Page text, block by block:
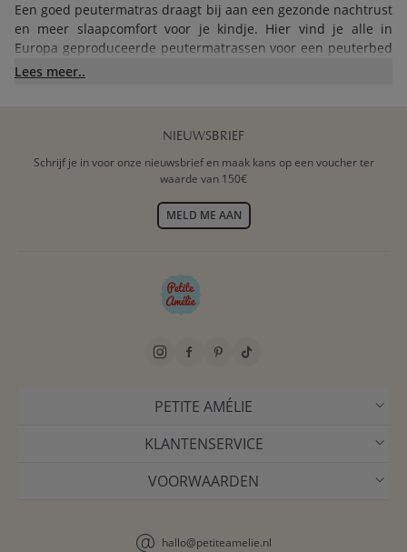
Een goed peutermatras draagt bij aan een gezonde nachtrust
en meer slaapcomfort voor je kindje. Hier vind je alle in
Europa geproduceerde peutermatrassen voor een peuterbed
van 140 cm lang of een juniorbed van 160 cm lang. Alle
die je kunt doorlopen bij het kopen van een peutermatras.
Bij Petite Amélie hebben we peutermatrassen in
Peutermatras 70 x 140 cm (0–4 jaar)
Juniormatras 80 x 160 cm (4–8 jaar)
Meegroeimatras 80 x 140/170/200 cm (4–12 jaar)
De peutermatras 70 x 140 is geschikt voor zowel het
naar de inrichting? Bekijk dan ook onze
peuterkamer 2-5 jaar
DRIE MATRASLIJNEN VOOR ELKE
Elk kind slaapt anders, daarom kies je bij ons uit drie lijnen.
Lees meer..
NIEUWSBRIEF
Schrijf je in voor onze nieuwsbrief en maak kans op een voucher ter
waarde van 150€
MELD ME AAN
PETITE AMÉLIE
KLANTENSERVICE
VOORWAARDEN
hallo@petiteamelie.nl